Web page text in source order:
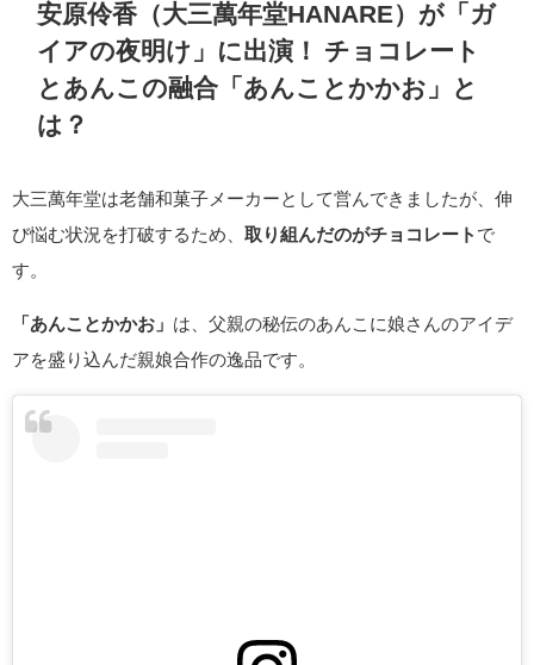
安原伶香（大三萬年堂HANARE）が「ガ
イアの夜明け」に出演！ チョコレート
とあんこの融合「あんことかかお」と
は？
大三萬年堂は老舗和菓子メーカーとして営んできましたが、伸
び悩む状況を打破するため、 取り組んだのがチョコレート で
す。
「あんことかかお」 は、父親の秘伝のあんこに娘さんのアイデ
アを盛り込んだ親娘合作の逸品です。